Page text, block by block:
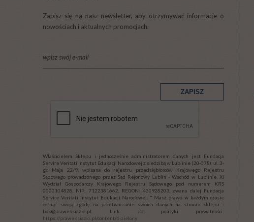
Zapisz się na nasz newsletter, aby otrzymywać informacje o
nowościach i aktualnych promocjach.
Właścicielem Sklepu i jednocześnie administratorem danych jest Fundacja
Servire Veritati Instytut Edukacji Narodowej z siedzibą w Lublinie (20-078), ul. 3-
go Maja 22/9, wpisana do rejestru przedsiębiorców Krajowego Rejestru
Sądowego prowadzonego przez Sąd Rejonowy Lublin - Wschód w Lublinie, XI
Wydział Gospodarczy Krajowego Rejestru Sądowego pod numerem KRS
0000104828, NIP: 7122381662, REGON: 430928203, zwana dalej Fundacja
Servire Veritati Instytut Edukacji Narodowej. " Masz prawo w każdym czasie
cofnąć swoją zgodę na przetwarzanie swoich danych na stronie sklepu -
bok@praweksiazki.pl. Link do polityki prywatności:
https://praweksiazki.pl/content/6-zielony